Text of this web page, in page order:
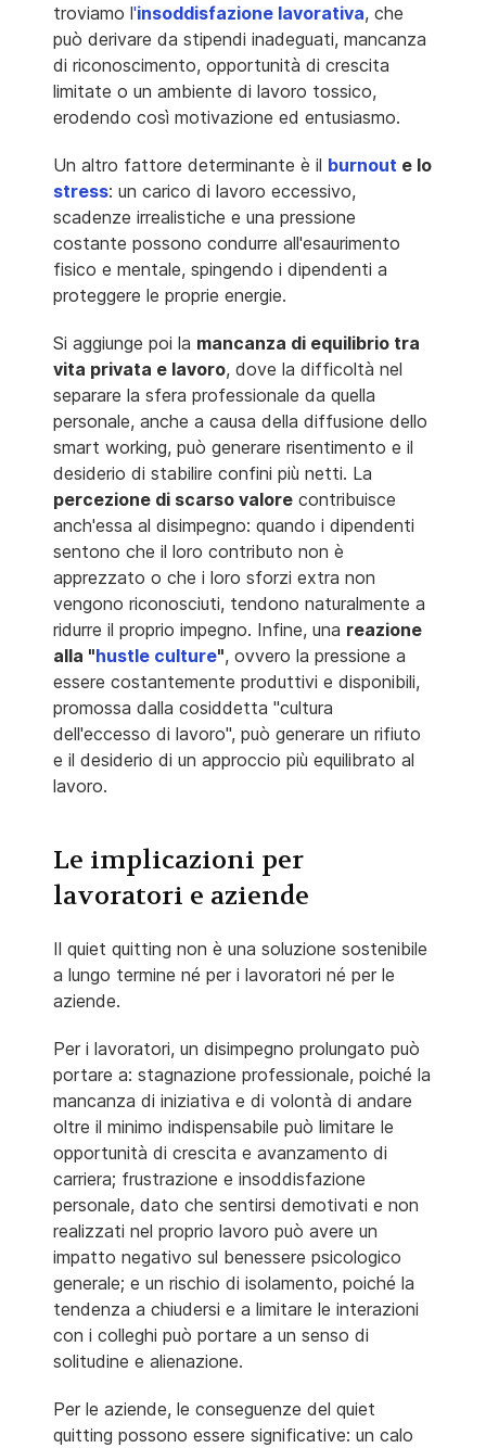
troviamo l'insoddisfazione lavorativa, che
può derivare da stipendi inadeguati, mancanza
di riconoscimento, opportunità di crescita
limitate o un ambiente di lavoro tossico,
erodendo così motivazione ed entusiasmo.
Un altro fattore determinante è il burnout e lo
stress: un carico di lavoro eccessivo,
scadenze irrealistiche e una pressione
costante possono condurre all'esaurimento
fisico e mentale, spingendo i dipendenti a
proteggere le proprie energie.
Si aggiunge poi la mancanza di equilibrio tra
vita privata e lavoro, dove la difficoltà nel
separare la sfera professionale da quella
personale, anche a causa della diffusione dello
smart working, può generare risentimento e il
desiderio di stabilire confini più netti. La
percezione di scarso valore contribuisce
anch'essa al disimpegno: quando i dipendenti
sentono che il loro contributo non è
apprezzato o che i loro sforzi extra non
vengono riconosciuti, tendono naturalmente a
ridurre il proprio impegno. Infine, una reazione
alla "hustle culture", ovvero la pressione a
essere costantemente produttivi e disponibili,
promossa dalla cosiddetta "cultura
dell'eccesso di lavoro", può generare un rifiuto
e il desiderio di un approccio più equilibrato al
lavoro.
Le implicazioni per
lavoratori e aziende
Il quiet quitting non è una soluzione sostenibile
a lungo termine né per i lavoratori né per le
aziende.
Per i lavoratori, un disimpegno prolungato può
portare a: stagnazione professionale, poiché la
mancanza di iniziativa e di volontà di andare
oltre il minimo indispensabile può limitare le
opportunità di crescita e avanzamento di
carriera; frustrazione e insoddisfazione
personale, dato che sentirsi demotivati e non
realizzati nel proprio lavoro può avere un
impatto negativo sul benessere psicologico
generale; e un rischio di isolamento, poiché la
tendenza a chiudersi e a limitare le interazioni
con i colleghi può portare a un senso di
solitudine e alienazione.
Per le aziende, le conseguenze del quiet
quitting possono essere significative: un calo